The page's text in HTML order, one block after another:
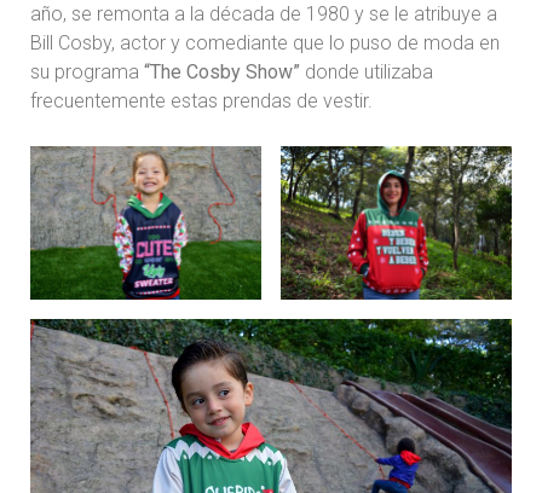
año, se remonta a la década de 1980 y se le atribuye a
Bill Cosby, actor y comediante que lo puso de moda en
su programa “The Cosby Show” donde utilizaba
frecuentemente estas prendas de vestir.